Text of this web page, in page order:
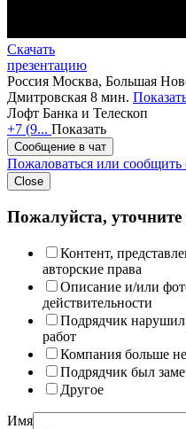
Скачать
презентацию
Россия Москва, Большая
Дмитровская 8 мин.
Лофт Банка и Телескоп
+7 (9... Показать
Сообщение в чат
Пожаловаться или
Close
Пожалуйста,
Контент,
авторские права
Описание и/или
действительности
Подрядчик нарушил
работ
Компания больше не
Подрядчик был
Другое
Имя